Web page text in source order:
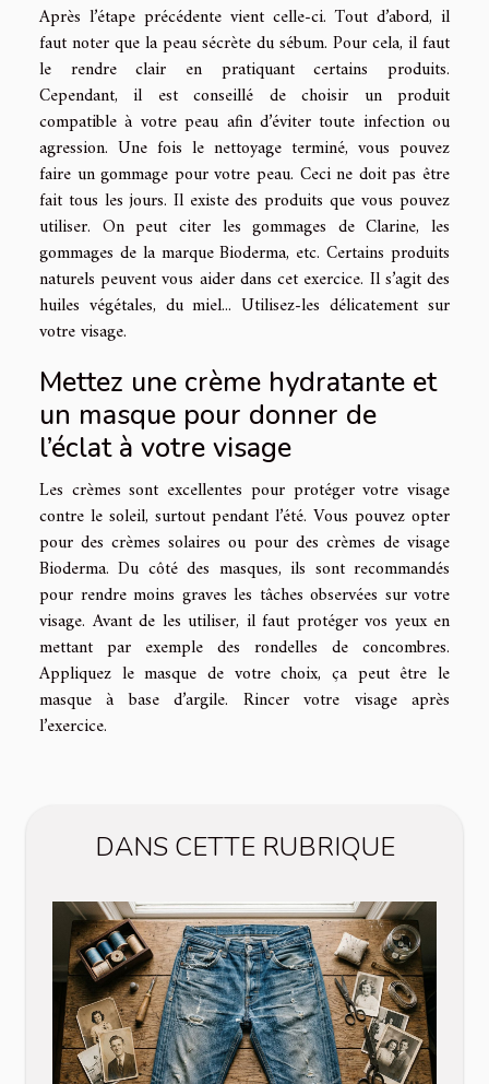
Après l’étape précédente vient celle-ci. Tout d’abord, il
faut noter que la peau sécrète du sébum. Pour cela, il faut
le rendre clair en pratiquant certains produits.
Cependant, il est conseillé de choisir un produit
compatible à votre peau afin d’éviter toute infection ou
agression. Une fois le nettoyage terminé, vous pouvez
faire un gommage pour votre peau. Ceci ne doit pas être
fait tous les jours. Il existe des produits que vous pouvez
utiliser. On peut citer les gommages de Clarine, les
gommages de la marque Bioderma, etc. Certains produits
naturels peuvent vous aider dans cet exercice. Il s’agit des
huiles végétales, du miel... Utilisez-les délicatement sur
votre visage.
Mettez une crème hydratante et
un masque pour donner de
l’éclat à votre visage
Les crèmes sont excellentes pour protéger votre visage
contre le soleil, surtout pendant l’été. Vous pouvez opter
pour des crèmes solaires ou pour des crèmes de visage
Bioderma. Du côté des masques, ils sont recommandés
pour rendre moins graves les tâches observées sur votre
visage. Avant de les utiliser, il faut protéger vos yeux en
mettant par exemple des rondelles de concombres.
Appliquez le masque de votre choix, ça peut être le
masque à base d’argile. Rincer votre visage après
l’exercice.
DANS CETTE RUBRIQUE